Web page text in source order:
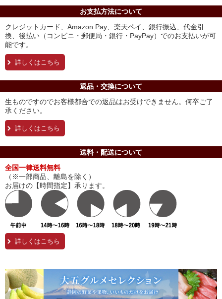
お支払方法について
クレジットカード、Amazon Pay、楽天ペイ、銀行振込、代金引
換、後払い（コンビニ・郵便局・銀行・PayPay）でのお支払いが可
能です。
詳しくはこちら
返品・交換について
生ものですのでお客様都合での返品はお受けできません。何卒ご了
承ください。
詳しくはこちら
送料・配送について
全国一律送料無料
（※一部商品、離島を除く）
お届けの【時間指定】承ります。
詳しくはこちら